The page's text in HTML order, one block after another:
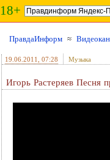
18+
ПравдаИнформ ≈
19.06.2011 , 07:28 Музыка
Игорь Растеряев